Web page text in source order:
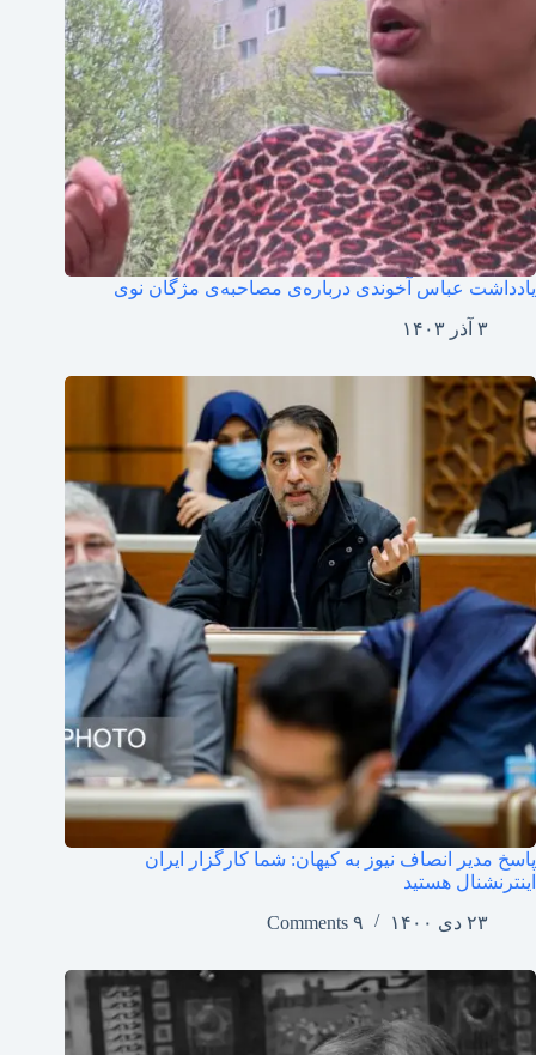
یادداشت عباس آخوندی درباره‌ی مصاحبه‌ی مژگان نوی
۳ آذر ۱۴۰۳
پاسخ مدیر انصاف نیوز به کیهان: شما کارگزار ایران
اینترنشنال هستید
۲۳ دی ۱۴۰۰
۹ Comments